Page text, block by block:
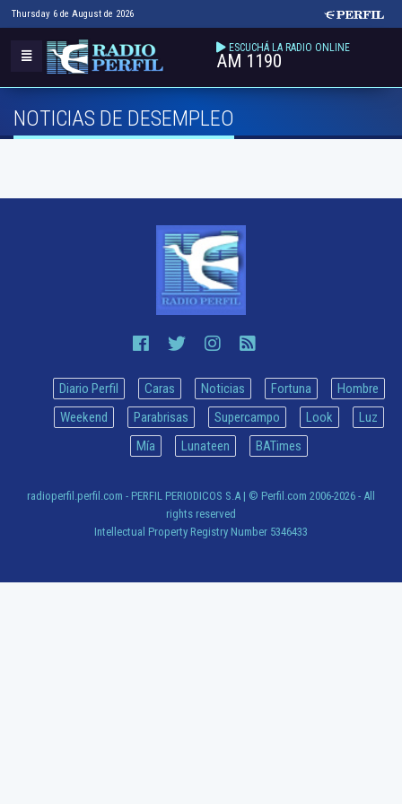
Thursday 6 de August de 2026
ESCUCHÁ LA RADIO ONLINE
AM 1190
NOTICIAS DE DESEMPLEO
Diario Perfil Caras Noticias Fortuna
Hombre
Weekend
Parabrisas Supercampo Look
Luz
Mía
Lunateen BATimes
radioperfil.perfil.com - PERFIL PERIODICOS S.A | © Perfil.com 2006-2026 - All
rights reserved
Intellectual Property Registry Number 5346433